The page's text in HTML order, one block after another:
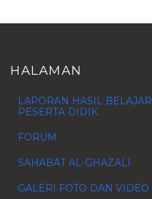
HALAMAN
LAPORAN HASIL BELAJAR
PESERTA DIDIK
FORUM
SAHABAT AL-GHAZALI
GALERI FOTO DAN VIDEO